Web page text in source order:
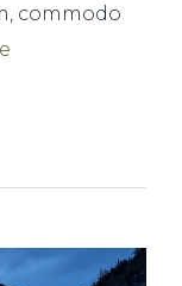
commodo